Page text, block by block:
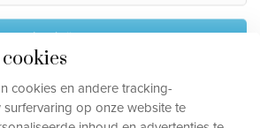
cookies en andere tracking-
op onze website te
Inschrijven
ga ik akkoord met het verwerken
die beschreven staan in de
.